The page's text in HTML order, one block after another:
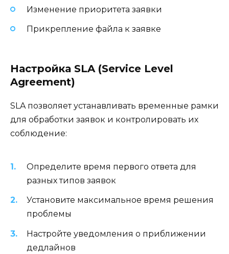
Изменение приоритета заявки
Прикрепление файла к заявке
Настройка SLA (Service Level
Agreement)
SLA позволяет устанавливать временные рамки
для обработки заявок и контролировать их
соблюдение:
Определите время первого ответа для
разных типов заявок
Установите максимальное время решения
проблемы
Настройте уведомления о приближении
дедлайнов